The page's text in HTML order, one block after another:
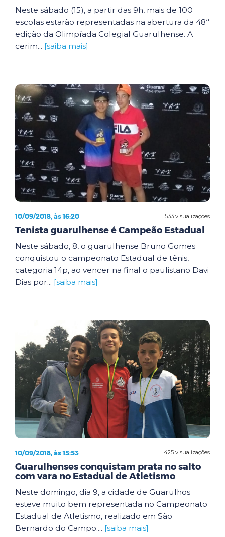
Neste sábado (15), a partir das 9h, mais de 100
escolas estarão representadas na abertura da 48ª
edição da Olimpíada Colegial Guarulhense. A
cerim... [saiba mais]
533 visualizações
10/09/2018, às 16:20
Tenista guarulhense é Campeão Estadual
Neste sábado, 8, o guarulhense Bruno Gomes
conquistou o campeonato Estadual de tênis,
categoria 14p, ao vencer na final o paulistano Davi
Dias por... [saiba mais]
425 visualizações
10/09/2018, às 15:53
Guarulhenses conquistam prata no salto
com vara no Estadual de Atletismo
Neste domingo, dia 9, a cidade de Guarulhos
esteve muito bem representada no Campeonato
Estadual de Atletismo, realizado em São
Bernardo do Campo.... [saiba mais]